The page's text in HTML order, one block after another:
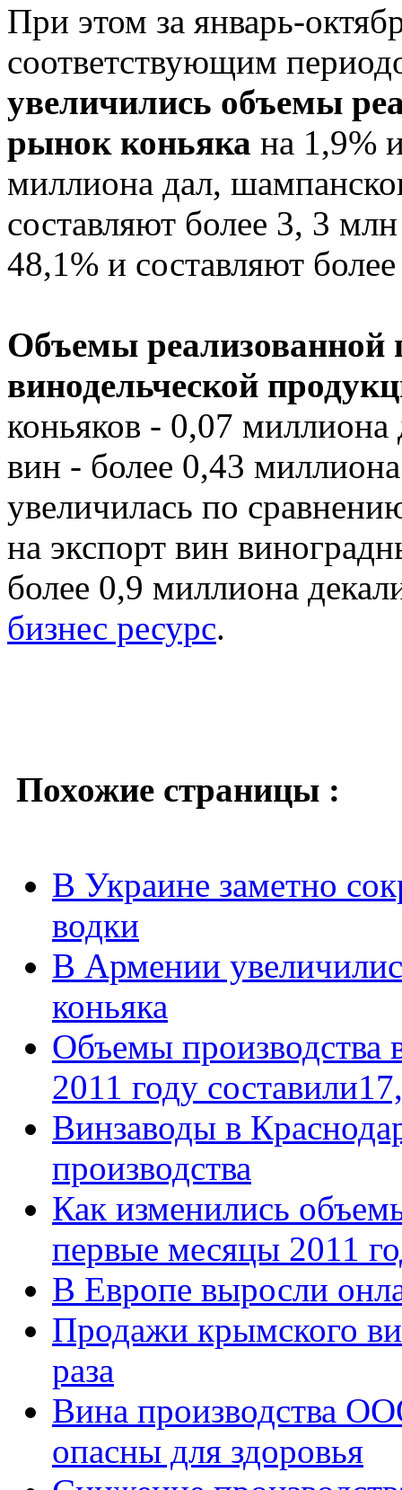
При этом за январь-
соответствующим
увеличились объемы
рынок коньяка на 1,9%
миллиона дал,
составляют более 3, 3
48,1% и составляют
Объемы реализованной
винодельческой
коньяков - 0,07
вин - более 0,43
увеличилась по
на экспорт вин
более 0,9 миллиона
бизнес ресурс.
Похожие страницы :
В Украине заметно
водки
В Армении
коньяка
Объемы производства
2011 году
Винзаводы в
производства
Как изменились
первые месяцы 2011
В Европе выросли
Продажи крымского
раза
Вина производства
опасны для здоровья